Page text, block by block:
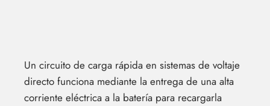
Un circuito de carga rápida en sistemas de voltaje
directo funciona mediante la entrega de una alta
corriente eléctrica a la batería para recargarla